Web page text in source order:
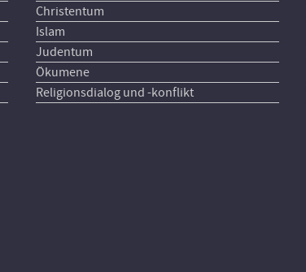
Christentum
Islam
Judentum
Ökumene
Religionsdialog und -konflikt